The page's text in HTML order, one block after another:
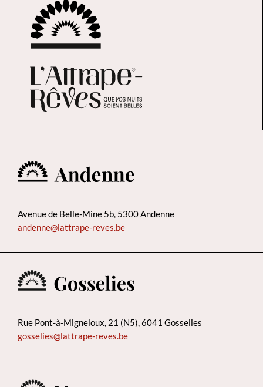
Avenue de Belle-Mine 5b, 5300 Andenne
andenne@lattrape-reves.be
Rue Pont-à-Migneloux, 21 (N5), 6041 Gosselies
gosselies@lattrape-reves.be